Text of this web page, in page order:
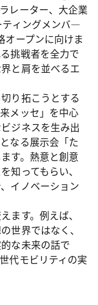
レーター、大企業
ティングメンバ―
オープンに向けま
挑戦者を全力で
と肩を並べるエ
り拓こうとする
メッセ」を中心
ジネスを生み出
なる展示会「た
す。熱意と創意
知ってもらい、
イノベーション
ます。例えば、
世界ではなく、
な未来の話で
代モビリティの実